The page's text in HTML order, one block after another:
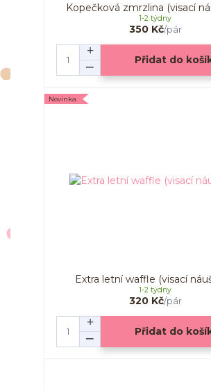
Kopečková zmrzlina (visací
350 Kč/pár
1-2 týdny
Přidat do
Novinka
Extra letní waffle (visací
320 Kč/pár
1-2 týdny
Přidat do